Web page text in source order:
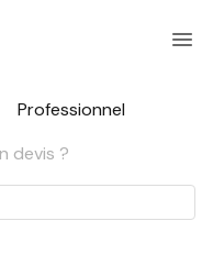
Professionnel
devis ?